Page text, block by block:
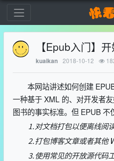
【Epub入门】
kuaikan 2018-10-12
本网站讲述如何创建
一种基于 XML 的、对开发者
图书的事实标准。但 EPUB 不
⒈对文档打包以便离线阅
⒉打包博客文章或者其他
⒊使用常见的开放源代码